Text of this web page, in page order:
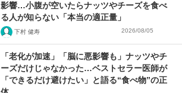
影響…小腹が空いたらナッツやチーズを食べ
る人が知らない「本当の適正量」
下村 健寿 2026/08/05
「老化が加速」「脳に悪影響も」ナッツやチ
ーズだけじゃなかった…ベストセラー医師が
「できるだけ避けたい」と語る“食べ物”の正